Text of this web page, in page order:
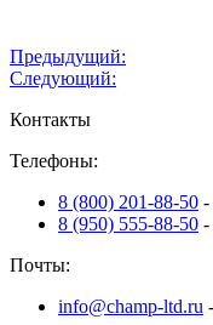
Навигация
по
записям
Предыдущий:
Следующий:
Контакты
Телефоны:
8 (800) 201-88-50 -
8 (950) 555-88-50 -
Почты:
info@champ-ltd.ru